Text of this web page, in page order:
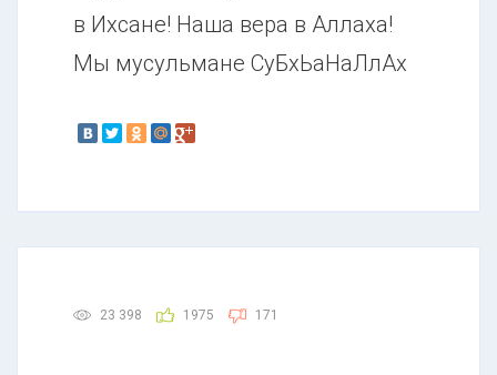
в Ихсане! Наша вера в Аллаха!
Мы мусульмане СуБхЬаНаЛлАх
23 398 1975 171